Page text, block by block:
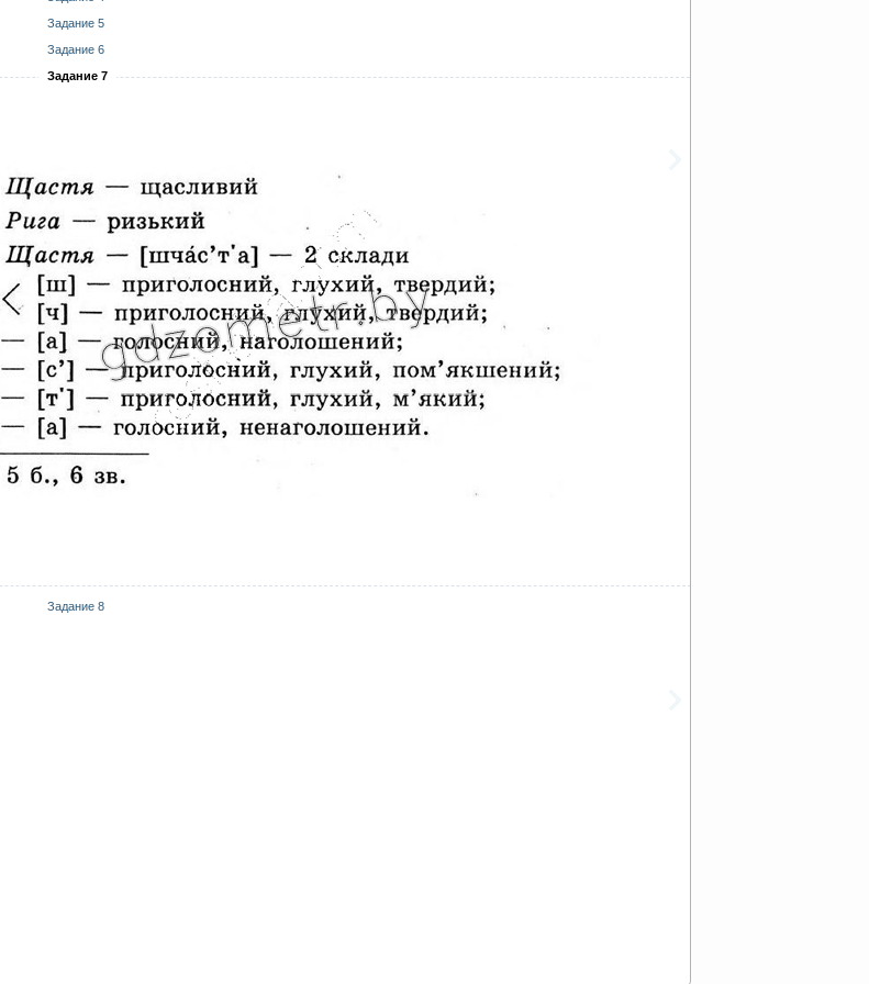
Задание 5
Задание 6
Задание 7
Задание 8